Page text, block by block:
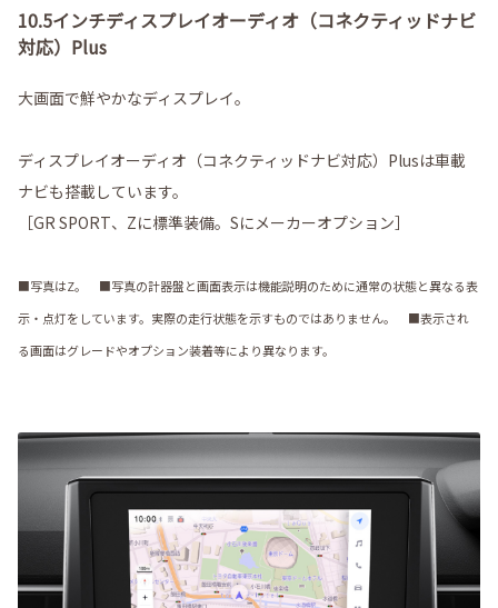
10.5インチディスプレイオーディオ（コネクティッドナビ
対応）Plus
大画面で鮮やかなディスプレイ。
ディスプレイオーディオ（コネクティッドナビ対応）Plusは車載
ナビも搭載しています。
［GR SPORT、Zに標準装備。Sにメーカーオプション］
■写真はZ。 ■写真の計器盤と画面表示は機能説明のために通常の状態と異なる表
示・点灯をしています。実際の走行状態を示すものではありません。 ■表示され
る画面はグレードやオプション装着等により異なります。